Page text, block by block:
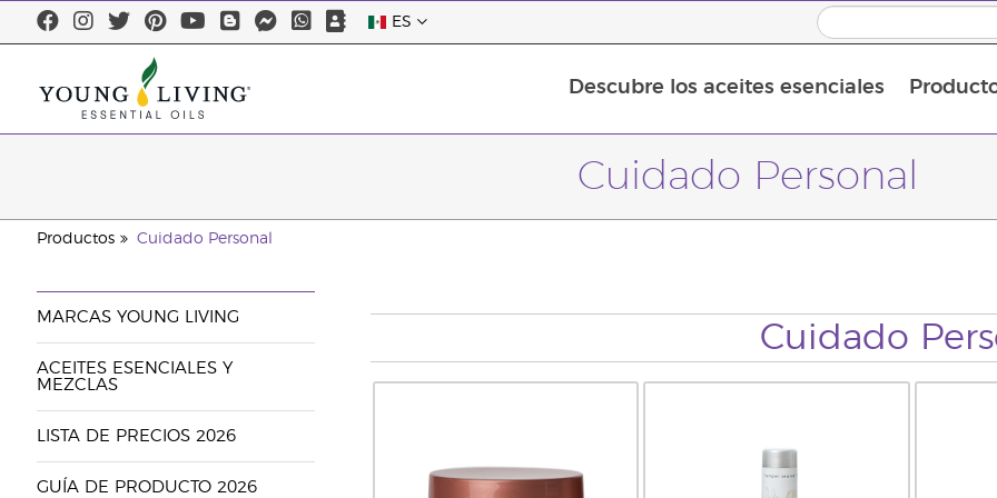
ES
Descubre los aceites esenciales
Cuidado Personal
Productos Cuidado Personal
MARCAS YOUNG LIVING
ACEITES ESENCIALES Y
MEZCLAS
LISTA DE PRECIOS 2026
GUÍA DE PRODUCTO 2026
Cuidado